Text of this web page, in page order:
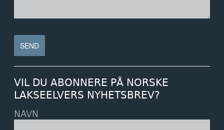
VIL DU ABONNERE PÅ NORSKE
LAKSEELVERS NYHETSBREV?
NAVN